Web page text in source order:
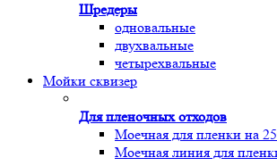
Шредеры
одновальные
двухвальные
четырехвальные
Мойки сквизер
Для пленочных отходов
Моечная для пленки на
Моечная линия для